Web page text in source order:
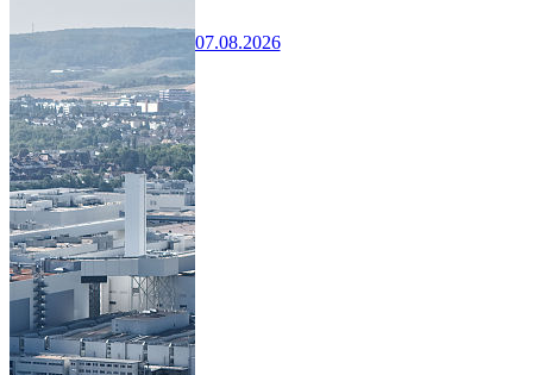
07.08.2026